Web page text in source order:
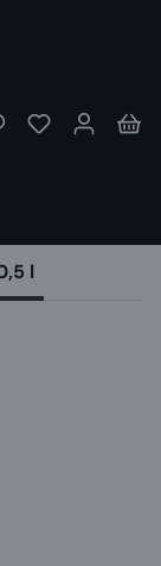
Du hast 0
l